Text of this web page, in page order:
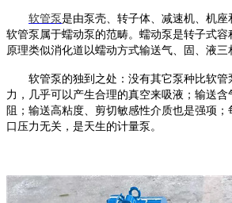
软管泵是由泵壳、转子体、减速机、机座
软管泵 属于蠕动泵的范畴。蠕动泵是转子式
原理类似消化道以蠕动方式输送气、固、液三
软管泵 的独到之处：没有其它泵种比软管
力，几乎可以产生合理的真空来吸液；输送
阻；输送高粘度、剪切敏感性介质也是强项；
口压力无关，是天生的计量泵。